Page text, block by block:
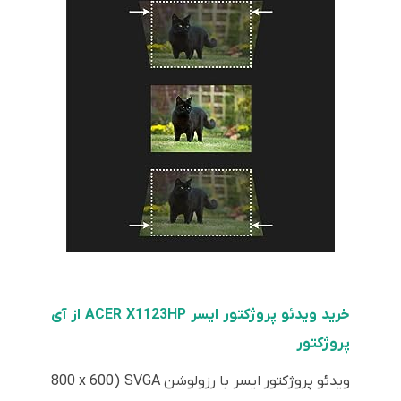
خرید ویدئو پروژکتور ایسر ACER X1123HP از آی
پروژکتور
ویدئو پروژکتور ایسر با رزولوشن SVGA (800 x 600